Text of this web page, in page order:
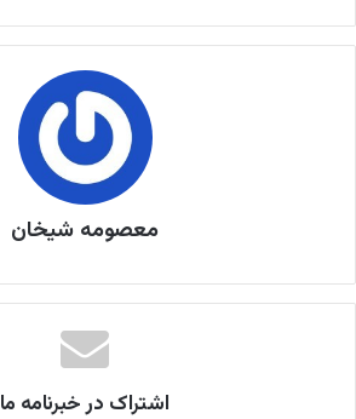
معصومه شیخان
اشتراک در خبرنامه ما